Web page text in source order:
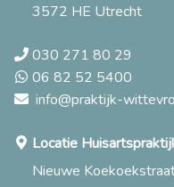
3572 HE Utrecht
030 271 80 29
06 82 52 5400
info@praktijk-
Locatie
Nieuwe